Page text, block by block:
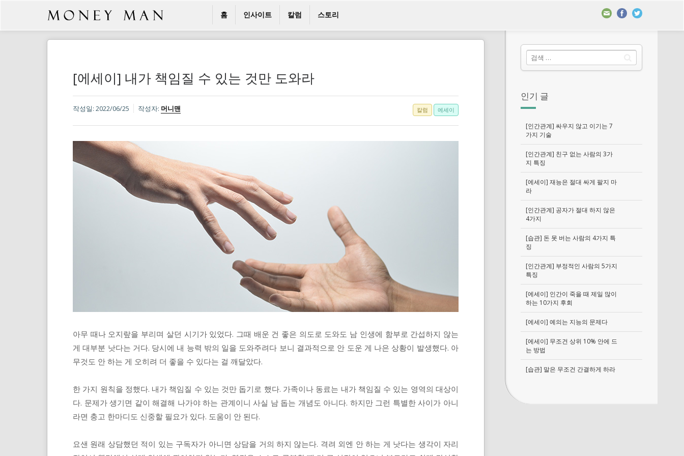
홈 인사이트 칼럼 스토리
인기 글
[인간관계] 싸우지 않고 이기는 7
가지 기술
[인간관계] 친구 없는 사람의 3가
지 특징
[에세이] 재능은 절대 싸게 팔지 마
라
[인간관계] 공자가 절대 하지 않은
4가지
[습관] 돈 못 버는 사람의 4가지 특
징
[인간관계] 부정적인 사람의 5가지
특징
[에세이] 인간이 죽을 때 제일 많이
하는 10가지 후회
[에세이] 예의는 지능의 문제다
[에세이] 무조건 상위 10% 안에 드
는 방법
[습관] 말은 무조건 간결하게 하라
[에세이] 내가 책임질 수 있는 것만 도와라
작성일: 2022/06/25 작성자: 머니맨 에세이
칼럼
아무 때나 오지랖을 부리며 살던 시기가 있었다. 그때 배운 건 좋은 의도로 도와도 남 인생에 함부로 간섭하지 않는
게 대부분 낫다는 거다. 당시에 내 능력 밖의 일을 도와주려다 보니 결과적으로 안 도운 게 나은 상황이 발생했다. 아
무것도 안 하는 게 오히려 더 좋을 수 있다는 걸 깨달았다.
한 가지 원칙을 정했다. 내가 책임질 수 있는 것만 돕기로 했다. 가족이나 동료는 내가 책임질 수 있는 영역의 대상이
다. 문제가 생기면 같이 해결해 나가야 하는 관계이니 사실 남 돕는 개념도 아니다. 하지만 그런 특별한 사이가 아니
라면 충고 한마디도 신중할 필요가 있다. 도움이 안 된다.
요샌 원래 상담했던 적이 있는 구독자가 아니면 상담을 거의 하지 않는다. 격려 외엔 안 하는 게 낫다는 생각이 자리